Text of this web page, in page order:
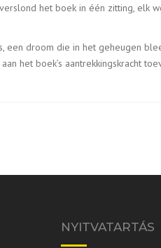
het boek in één zitting, elk
droom die in het geheugen
het boek’s aantrekkingskracht
NYITVATARTÁS